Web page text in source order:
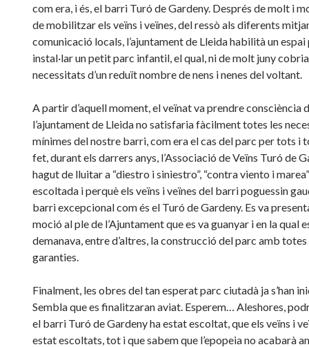
com era, i és, el barri Turó de Gardeny. Després de molt i
de mobilitzar els veïns i veïnes, del ressò als diferents
comunicació locals, l’ajuntament de Lleida habilità un espai
instal·lar un petit parc infantil, el qual, ni de molt juny
necessitats d’un reduït nombre de nens i nenes del voltant.
A partir d’aquell moment, el veïnat va prendre consciència
l’ajuntament de Lleida no satisfaria fàcilment totes les
mínimes del nostre barri, com era el cas del parc per tots i
fet, durant els darrers anys, l’Associació de Veïns Turó de
hagut de lluitar a “diestro i siniestro”, “contra viento i
escoltada i perquè els veïns i veïnes del barri poguessin
barri excepcional com és el Turó de Gardeny. Es va
moció al ple de l’Ajuntament que es va guanyar i en la qual
demanava, entre d’altres, la construcció del parc amb totes
garanties.
Finalment, les obres del tan esperat parc ciutadà ja s’han
Sembla que es finalitzaran aviat. Esperem… Aleshores,
el barri Turó de Gardeny ha estat escoltat, que els veïns i
estat escoltats, tot i que sabem que l’epopeia no acabarà